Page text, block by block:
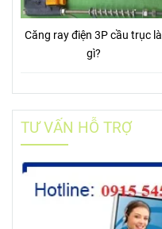
Căng ray điện 3P cầu trục là
gì?
TƯ VẤN HỖ TRỢ